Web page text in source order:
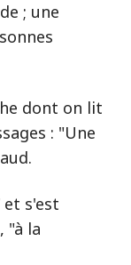
; une
dont on lit
: "Une
et s'est
"à la